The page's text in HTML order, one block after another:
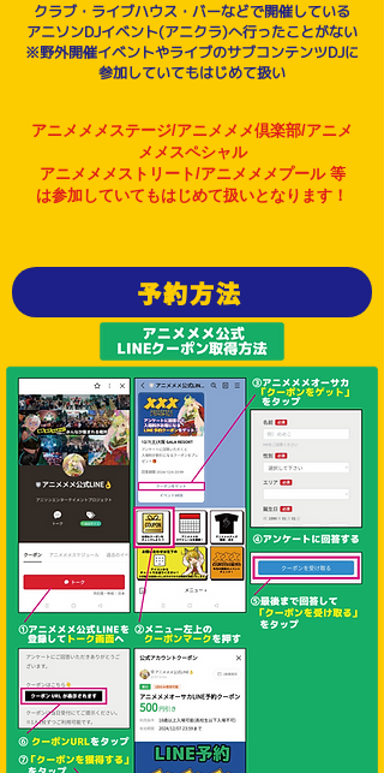
クラブ・ライブハウス・バーなどで開催している
アニソンDJイベント(アニクラ)へ行ったことがない
​※野外開催イベントやライブのサブコンテンツDJに
参加していてもはじめて扱い
アニメメメステージ/アニメメメ倶楽部/アニメ
メメスペシャル
アニメメメストリート/​アニメメメプール 等
は参加していてもはじめて扱いとなります！
予約方法